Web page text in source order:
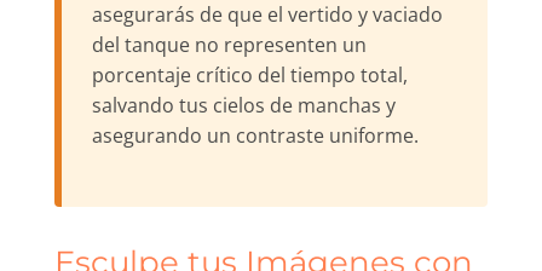
asegurarás de que el vertido y vaciado
del tanque no representen un
porcentaje crítico del tiempo total,
salvando tus cielos de manchas y
asegurando un contraste uniforme.
Esculpe tus Imágenes con